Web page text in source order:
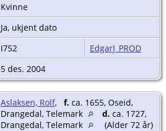
Kvinne
Ja, ukjent dato
I752
EdgarJ_PROD
5 des. 2004
Aslaksen, Rolf, f. ca. 1655, Oseid,
Drangedal, Telemark
d. ca. 1727,
Drangedal, Telemark
(Alder 72 år)